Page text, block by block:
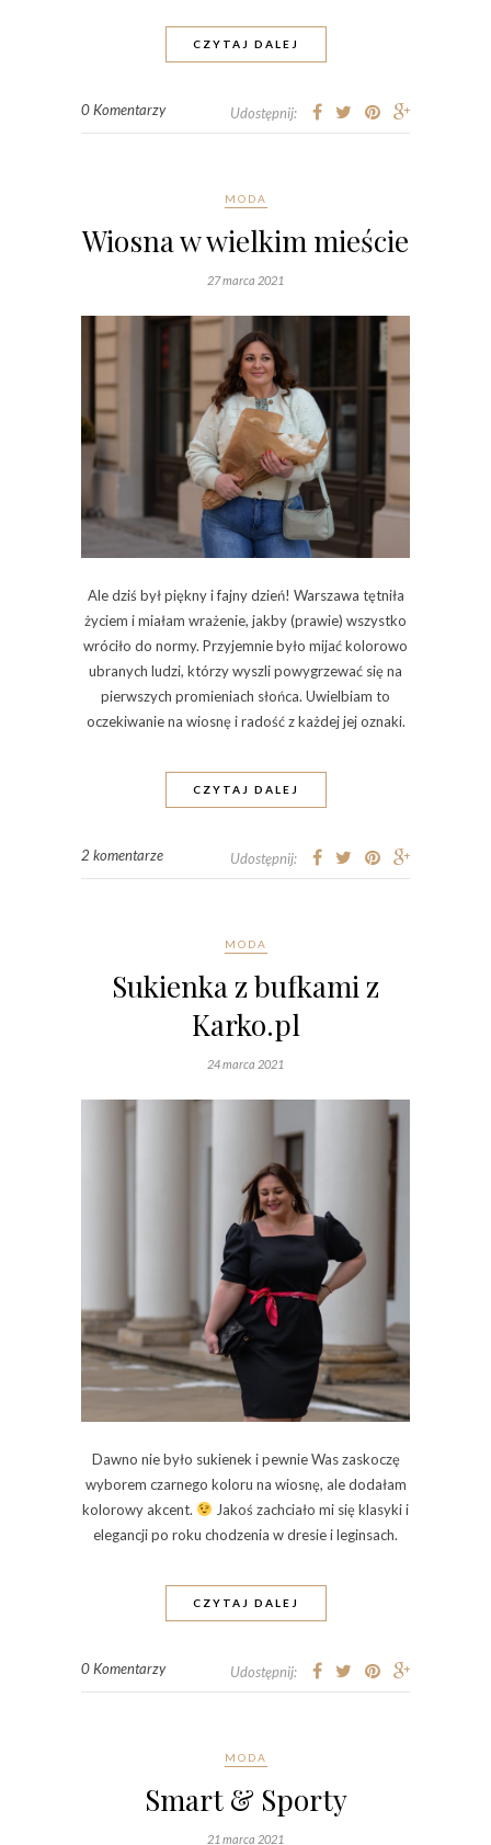
CZYTAJ DALEJ
0 Komentarzy Udostępnij:
MODA
Wiosna w wielkim mieście
27 marca 2021
Ale dziś był piękny i fajny dzień! Warszawa tętniła
życiem i miałam wrażenie, jakby (prawie) wszystko
wróciło do normy. Przyjemnie było mijać kolorowo
ubranych ludzi, którzy wyszli powygrzewać się na
pierwszych promieniach słońca. Uwielbiam to
oczekiwanie na wiosnę i radość z każdej jej oznaki.
CZYTAJ DALEJ
2 komentarze Udostępnij:
MODA
Sukienka z bufkami z
Karko.pl
24 marca 2021
Dawno nie było sukienek i pewnie Was zaskoczę
wyborem czarnego koloru na wiosnę, ale dodałam
kolorowy akcent.
Jakoś zachciało mi się klasyki i
elegancji po roku chodzenia w dresie i leginsach.
CZYTAJ DALEJ
0 Komentarzy Udostępnij:
MODA
Smart & Sporty
21 marca 2021